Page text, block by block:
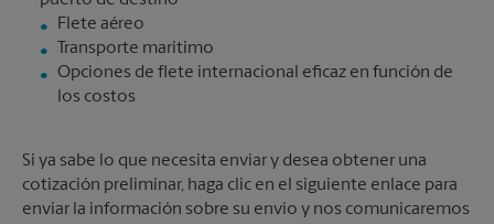
Flete aéreo
Transporte marítimo
Opciones de flete internacional eficaz en función de
los costos
Si ya sabe lo que necesita enviar y desea obtener una
cotización preliminar, haga clic en el siguiente enlace para
enviar la información sobre su envío y nos comunicaremos